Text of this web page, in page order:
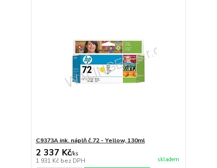
C9373A ink. náplň č.72 - Yellow, 130ml
2 337 Kč/ks
1 931 Kč bez DPH skladem